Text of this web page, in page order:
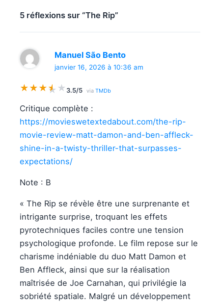
5 réflexions sur “The Rip”
Manuel São Bento
janvier 16, 2026 à 10:36 am
★★★★
★ ★ 3.5/5 via TMDb
Critique complète :
https://movieswetextedabout.com/the-rip-
movie-review-matt-damon-and-ben-affleck-
shine-in-a-twisty-thriller-that-surpasses-
expectations/
Note : B
« The Rip se révèle être une surprenante et
intrigante surprise, troquant les effets
pyrotechniques faciles contre une tension
psychologique profonde. Le film repose sur le
charisme indéniable du duo Matt Damon et
Ben Affleck, ainsi que sur la réalisation
maîtrisée de Joe Carnahan, qui privilégie la
sobriété spatiale. Malgré un développement